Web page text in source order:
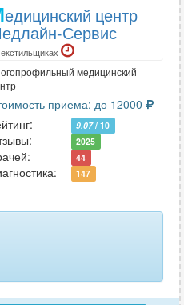
едицинский центр
Сервис
медицинский
приема: до 12000
9.07/ 10
2025
44
147